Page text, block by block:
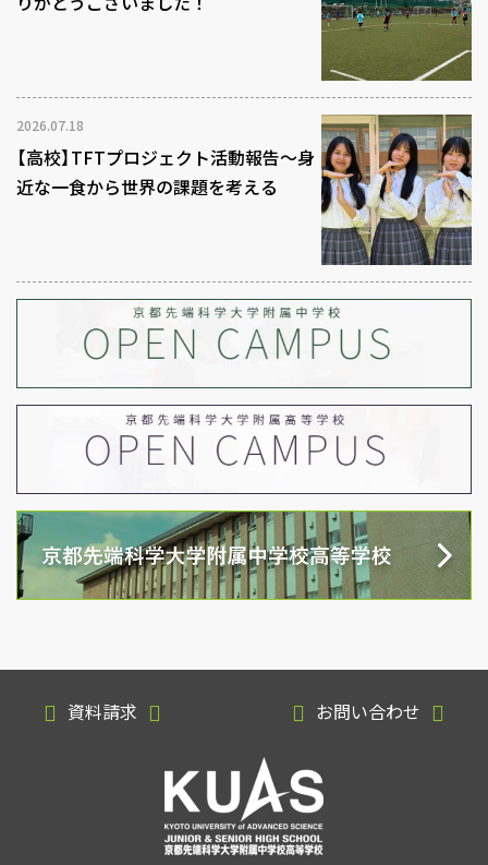
2026.07.18
【高校】TFTプロジェクト活動報告～身
近な一食から世界の課題を考える
資料請求 お問い合わせ